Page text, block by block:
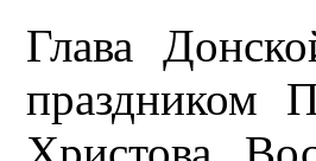
Глава
праздником